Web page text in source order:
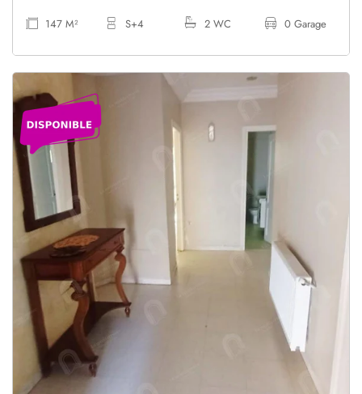
147 M² S+4 2 WC 0 Garage